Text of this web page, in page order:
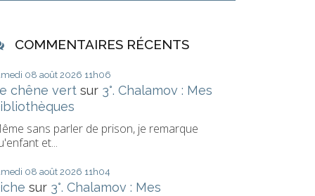
COMMENTAIRES RÉCENTS
08 août 2026 11h06
chêne vert sur 3°. Chalamov : Mes
sans parler de prison, je remarque
et...
08 août 2026 11h04
sur 3°. Chalamov : Mes